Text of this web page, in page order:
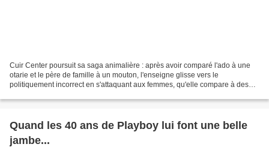
Cuir Center poursuit sa saga animalière : après avoir comparé l'ado à une
otarie et le père de famille à un mouton, l'enseigne glisse vers le
politiquement incorrect en s'attaquant aux femmes, qu'elle compare à des
Quand les 40 ans de Playboy lui font une belle
jambe...